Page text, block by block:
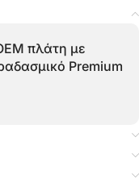
πλάτη με
Premium